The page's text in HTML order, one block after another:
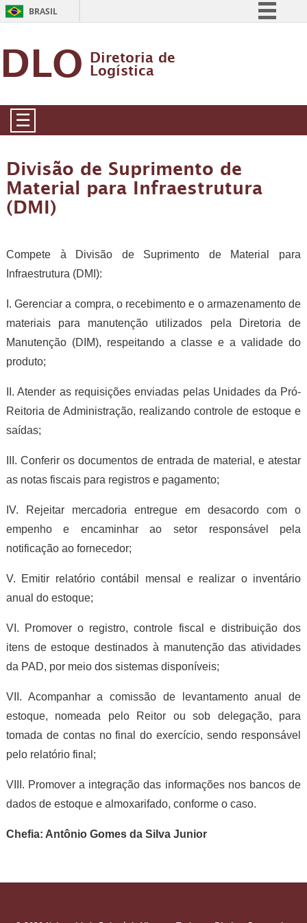
BRASIL
DLO Diretoria de
Logística
☰
Divisão de Suprimento de
Material para Infraestrutura
(DMI)
Compete à Divisão de Suprimento de Material para
Infraestrutura (DMI):
I. Gerenciar a compra, o recebimento e o armazenamento de
materiais para manutenção utilizados pela Diretoria de
Manutenção (DIM), respeitando a classe e a validade do
produto;
II. Atender as requisições enviadas pelas Unidades da Pró-
Reitoria de Administração, realizando controle de estoque e
saídas;
III. Conferir os documentos de entrada de material, e atestar
as notas fiscais para registros e pagamento;
IV. Rejeitar mercadoria entregue em desacordo com o
empenho e encaminhar ao setor responsável pela
notificação ao fornecedor;
V. Emitir relatório contábil mensal e realizar o inventário
anual do estoque;
VI. Promover o registro, controle fiscal e distribuição dos
itens de estoque destinados à manutenção das atividades
da PAD, por meio dos sistemas disponíveis;
VII. Acompanhar a comissão de levantamento anual de
estoque, nomeada pelo Reitor ou sob delegação, para
tomada de contas no final do exercício, sendo responsável
pelo relatório final;
VIII. Promover a integração das informações nos bancos de
dados de estoque e almoxarifado, conforme o caso.
Chefia: Antônio Gomes da Silva Junior